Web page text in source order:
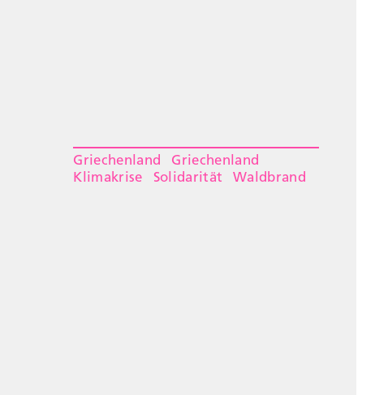
Griechenland
Griechenland
Klimakrise
Solidarität Waldbrand